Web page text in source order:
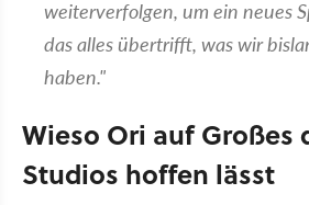
weiterverfolgen, um ein neues
das alles übertrifft, was wir
haben."
Wieso Ori auf Großes
Studios hoffen lässt